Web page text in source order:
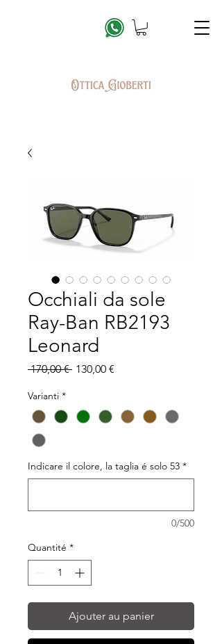
Occhiali da sole
Ray-Ban RB2193
Leonard
170,00 € Prix
130,00 €
Varianti *
Indicare il colore, la taglia é solo 53 *
0/500
Quantité *
Ajouter au panier